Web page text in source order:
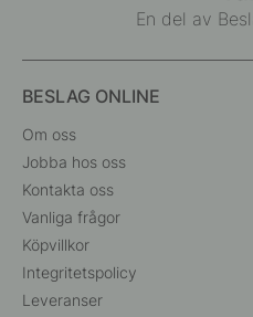
En del av
BESLAG ONLINE
Om oss
Jobba hos oss
Kontakta oss
Vanliga frågor
Köpvillkor
Integritetspolicy
Leveranser